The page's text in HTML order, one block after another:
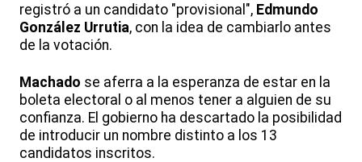
registró a un candidato "provisional", Edmundo
González Urrutia, con la idea de cambiarlo antes
de la votación.
Machado se aferra a la esperanza de estar en la
boleta electoral o al menos tener a alguien de su
confianza. El gobierno ha descartado la posibilidad
de introducir un nombre distinto a los 13
candidatos inscritos.